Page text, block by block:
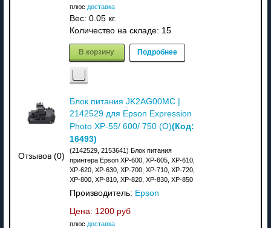
плюс доставка
Вес: 0.05 кг.
Количество на складе: 15
В корзину Подробнее
Отзывов (0)
Блок питания JK2AG00MC |
2142529 для Epson Expression
Photo XP-55/ 600/ 750 (O)(Код:
16493)
(2142529, 2153641) Блок питания
принтера Epson XP-600, XP-605, XP-610,
XP-620, XP-630, XP-700, XP-710, XP-720,
XP-800, XP-810, XP-820, XP-830, XP-850
Производитель: Epson
Цена: 1200 руб
плюс доставка